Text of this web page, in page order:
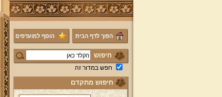
הפוך לדף הבית הוסף למועדפים
חיפוש
חפש במדור זה
חיפוש מתקדם